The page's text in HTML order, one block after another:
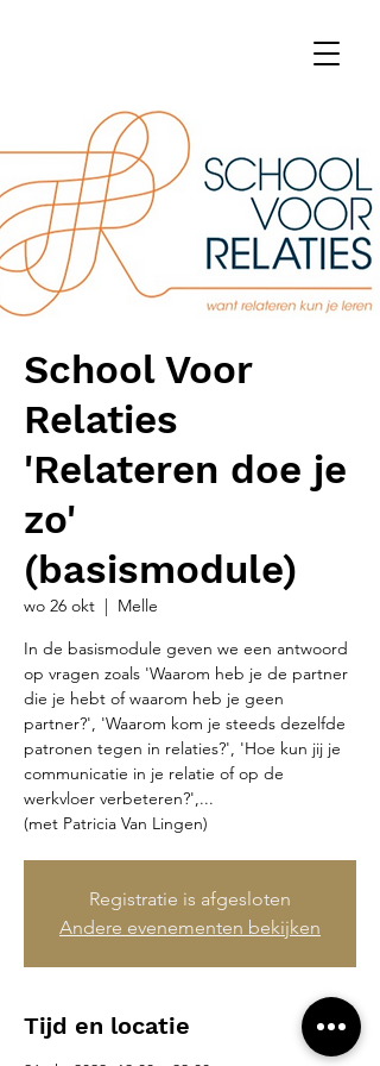
School Voor
Relaties
'Relateren doe je
zo'
(basismodule)
wo 26 okt
  |
Melle
In de basismodule geven we een antwoord
op vragen zoals 'Waarom heb je de partner
die je hebt of waarom heb je geen
partner?', 'Waarom kom je steeds dezelfde
patronen tegen in relaties?', 'Hoe kun jij je
communicatie in je relatie of op de
werkvloer verbeteren?',...
(met Patricia Van Lingen)
Registratie is afgesloten
Andere evenementen bekijken
Tijd en locatie